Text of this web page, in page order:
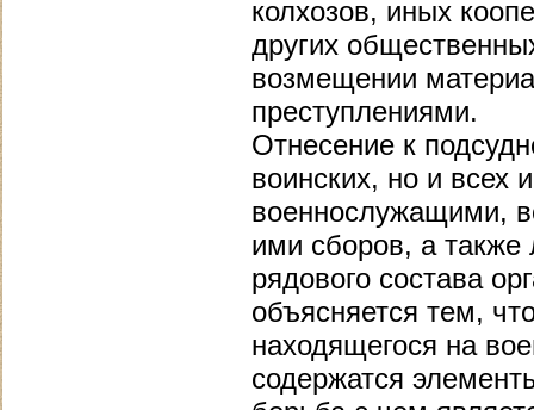
колхозов, иных
других
возмещении
преступлениями.
Отнесение к
воинских, но и всех
военнослужащими,
ими сборов, а также
рядового состава
объясняется тем,
находящегося на
содержатся